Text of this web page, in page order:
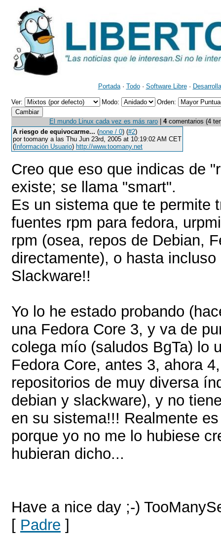
Portada· Todo· Software Libre·
Ver: Modo: Orden:
El mundo Linux cada vez es más raro 4comentarios (4
A riesgo de equivocarme... (none / 0) (#2)
por toomany a las Thu Jun 23rd, 2005 at 10:19:02 AM CET
( Información Usuario) http://www.toomany.net
Creo que eso que indicas de
existe; se llama "smart".
Es un sistema que te permite
fuentes rpm para fedora,
rpm (osea, repos de Debian,
directamente), o hasta
Slackware!!
Yo lo he estado probando
una Fedora Core 3, y va de
colega mío (saludos BgTa) lo
Fedora Core, antes 3, ahora
repositorios de muy diversa
debian y slackware), y no
en su sistema!!! Realmente
porque yo no me lo hubiese
hubieran dicho...
Have a nice day ;-)
[ Padre ]